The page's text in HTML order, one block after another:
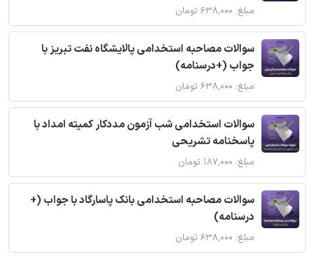
مبلغ: ۶۳۸,۰۰۰ تومان
سوالات مصاحبه استخدامی پالایشگاه نفت تبریز با
جواب (+درسنامه)
مبلغ: ۶۳۸,۰۰۰ تومان
سوالات استخدامی شب آزمون مددکار کمیته امداد با
پاسخنامه تشریحی
مبلغ: ۱۸۷,۰۰۰ تومان
سوالات مصاحبه استخدامی بانک پاسارگاد با جواب (+
درسنامه)
مبلغ: ۶۳۸,۰۰۰ تومان